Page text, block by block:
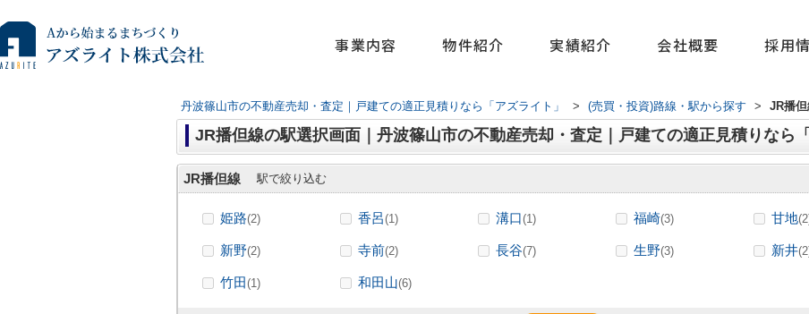
事業内容 物件紹介 実績紹介 会社概要 採用
丹波篠山市の不動産売却・査定｜戸建ての適正見積りなら「アズライト」 > (売買・投資)路線・駅から探す > JR播
JR播但線の駅選択画面｜丹波篠山市の不動産売却・査定｜戸建ての適正見積りなら「
JR播但線 駅で絞り込む
姫路(2) 香呂(1) 溝口(1) 福崎(3) 甘地
新野(2) 寺前(2) 長谷(7) 生野(3) 新井
竹田(1) 和田山(6)